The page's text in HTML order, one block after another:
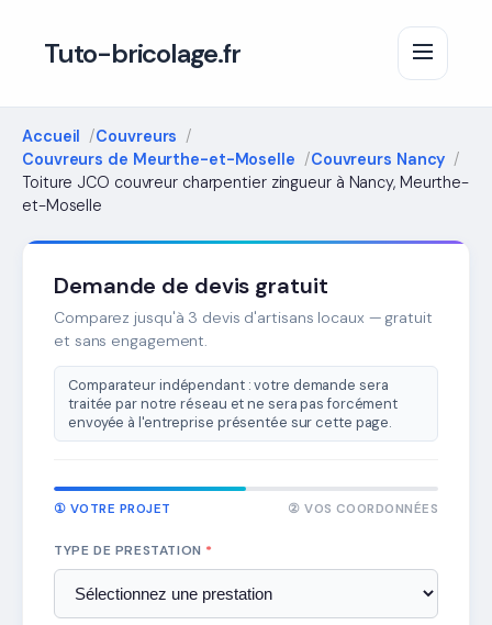
Tuto-bricolage.fr
Accueil
Couvreurs
Couvreurs de Meurthe-et-Moselle
Couvreurs Nancy
Toiture JCO couvreur charpentier zingueur à Nancy, Meurthe-
et-Moselle
Demande de devis gratuit
Comparez jusqu'à 3 devis d'artisans locaux — gratuit
et sans engagement.
Comparateur indépendant : votre demande sera
traitée par notre réseau et ne sera pas forcément
envoyée à l'entreprise présentée sur cette page.
① VOTRE PROJET ② VOS COORDONNÉES
TYPE DE PRESTATION *